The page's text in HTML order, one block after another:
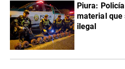
Piura:
material que
ilegal